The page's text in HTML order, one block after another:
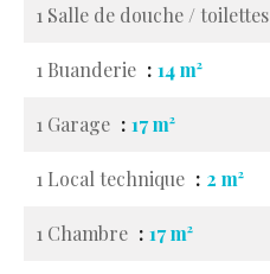
1 Salle de douche / toilettes
1 Buanderie 14 m²
1 Garage 17 m²
1 Local technique 2 m²
1 Chambre 17 m²